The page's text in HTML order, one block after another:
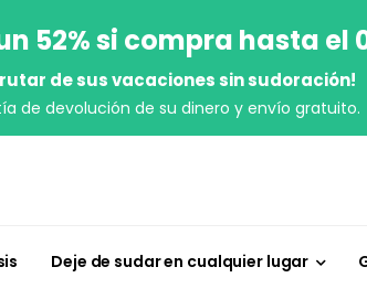
52% si compra hasta el
de sus vacaciones sin sudoración!
de devolución de su dinero y envío gratuito.
Deje de sudar en cualquier lugar